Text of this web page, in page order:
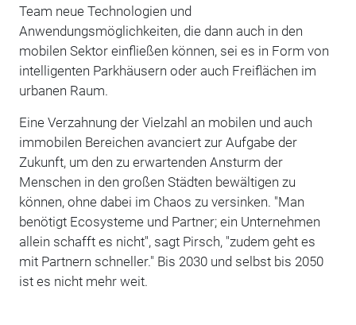
Team neue Technologien und
Anwendungsmöglichkeiten, die dann auch in den
mobilen Sektor einfließen können, sei es in Form von
intelligenten Parkhäusern oder auch Freiflächen im
urbanen Raum.
Eine Verzahnung der Vielzahl an mobilen und auch
immobilen Bereichen avanciert zur Aufgabe der
Zukunft, um den zu erwartenden Ansturm der
Menschen in den großen Städten bewältigen zu
können, ohne dabei im Chaos zu versinken. "Man
benötigt Ecosysteme und Partner; ein Unternehmen
allein schafft es nicht", sagt Pirsch, "zudem geht es
mit Partnern schneller." Bis 2030 und selbst bis 2050
ist es nicht mehr weit.